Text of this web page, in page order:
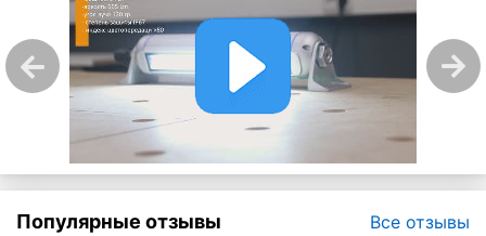
Популярные отзывы Все отзывы